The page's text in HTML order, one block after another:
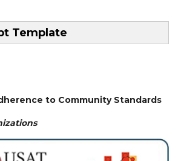
Template
to Community Standards